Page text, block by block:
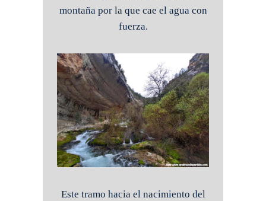
montaña por la que cae el agua con
fuerza.
Este tramo hacia el nacimiento del